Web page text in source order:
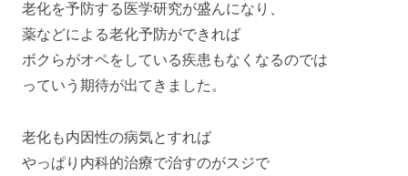
老化を予防する医学研究が盛んになり、
薬などによる老化予防ができれば
ボクらがオペをしている疾患もなくなるのでは
っていう期待が出てきました。
老化も内因性の病気とすれば
やっぱり内科的治療で治すのがスジで